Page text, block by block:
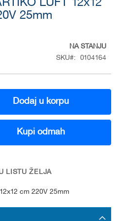
LUFT 12x12
25mm
NA STANJU
SKU
0104164
Dodaj u korpu
Kupi odmah
LISTU ŽELJA
cm 220V 25mm